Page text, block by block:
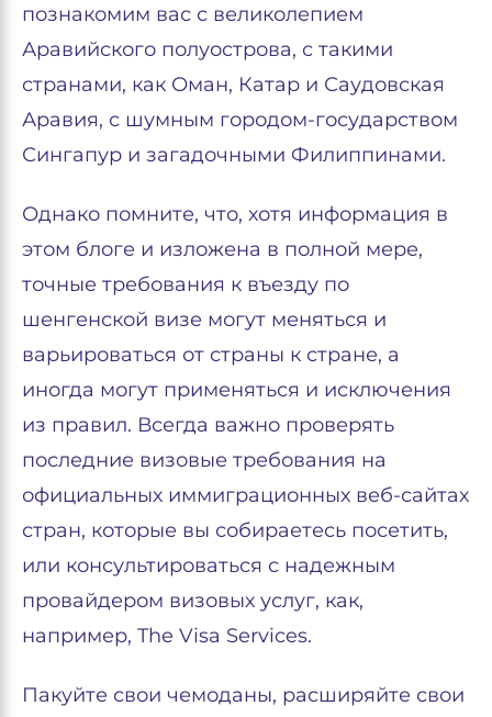
познакомим вас с великолепием
Аравийского полуострова, с такими
странами, как Оман, Катар и Саудовская
Аравия, с шумным городом-государством
Сингапур и загадочными Филиппинами.
Однако помните, что, хотя информация в
этом блоге и изложена в полной мере,
точные требования к въезду по
шенгенской визе могут меняться и
варьироваться от страны к стране, а
иногда могут применяться и исключения
из правил. Всегда важно проверять
последние визовые требования на
официальных иммиграционных веб-сайтах
стран, которые вы собираетесь посетить,
или консультироваться с надежным
провайдером визовых услуг, как,
например, The Visa Services.
Пакуйте свои чемоданы, расширяйте свои